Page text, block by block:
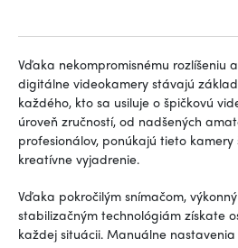
Vďaka nekompromisnému rozlíšeniu
digitálne videokamery stávajú
každého, kto sa usiluje o špičkovú
úroveň zručností, od nadšených
profesionálov, ponúkajú tieto kamery
kreatívne vyjadrenie.
Vďaka pokročilým snímačom,
stabilizačným technológiám získate
každej situácii. Manuálne